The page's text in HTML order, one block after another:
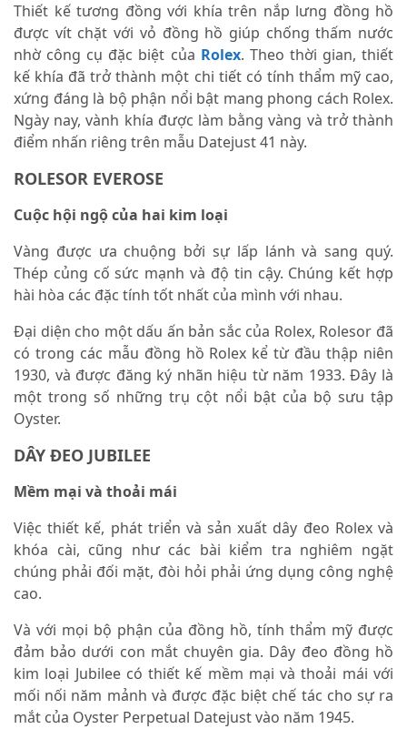
Thiết kế tương đồng với khía trên nắp lưng đồng hồ
được vít chặt với vỏ đồng hồ giúp chống thấm nước
nhờ công cụ đặc biệt của Rolex. Theo thời gian, thiết
kế khía đã trở thành một chi tiết có tính thẩm mỹ cao,
xứng đáng là bộ phận nổi bật mang phong cách Rolex.
Ngày nay, vành khía được làm bằng vàng và trở thành
điểm nhấn riêng trên mẫu Datejust 41 này.
ROLESOR EVEROSE
Cuộc hội ngộ của hai kim loại
Vàng được ưa chuộng bởi sự lấp lánh và sang quý.
Thép củng cố sức mạnh và độ tin cậy. Chúng kết hợp
hài hòa các đặc tính tốt nhất của mình với nhau.
Đại diện cho một dấu ấn bản sắc của Rolex, Rolesor đã
có trong các mẫu đồng hồ Rolex kể từ đầu thập niên
1930, và được đăng ký nhãn hiệu từ năm 1933. Đây là
một trong số những trụ cột nổi bật của bộ sưu tập
Oyster.
DÂY ĐEO JUBILEE
Mềm mại và thoải mái
Việc thiết kế, phát triển và sản xuất dây đeo Rolex và
khóa cài, cũng như các bài kiểm tra nghiêm ngặt
chúng phải đối mặt, đòi hỏi phải ứng dụng công nghệ
cao.
Và với mọi bộ phận của đồng hồ, tính thẩm mỹ được
đảm bảo dưới con mắt chuyên gia. Dây đeo đồng hồ
kim loại Jubilee có thiết kế mềm mại và thoải mái với
mối nối năm mảnh và được đặc biệt chế tác cho sự ra
mắt của Oyster Perpetual Datejust vào năm 1945.